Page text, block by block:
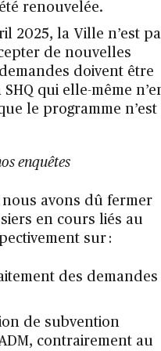
renouvelée.
2025, la Ville n’est
de nouvelles
doivent être
qui elle-même
le programme n’est
enquêtes
nous avons dû fermer
en cours liés au
sur :
des demandes
de subvention
contrairement au